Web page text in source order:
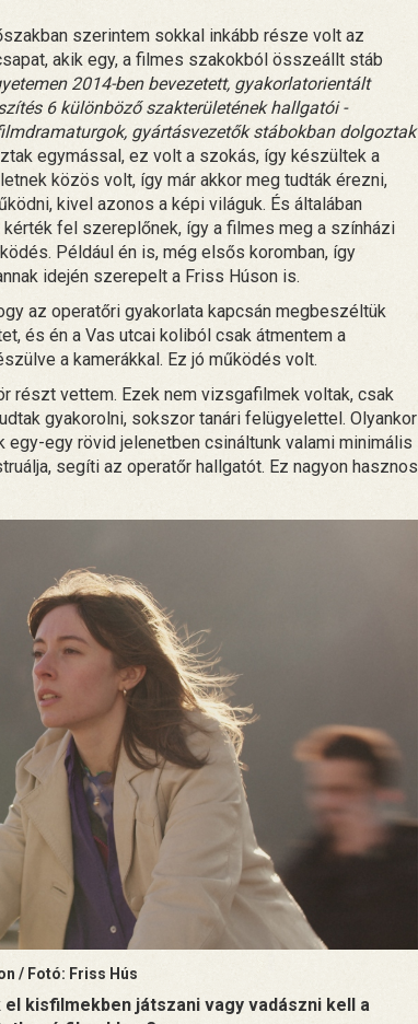
szerintem sokkal inkább része volt az
akik egy, a filmes szakokból összeállt stáb
2014-ben bevezetett, gyakorlatorientált
6 különböző szakterületének hallgatói -
gyártásvezetők stábokban dolgoztak
egymással, ez volt a szokás, így készültek a
közös volt, így már akkor meg tudták érezni,
kivel azonos a képi világuk. És általában
fel szereplőnek, így a filmes meg a színházi
Például én is, még elsős koromban, így
idején szerepelt a Friss Húson is.
az operatőri gyakorlata kapcsán megbeszéltük
és én a Vas utcai koliból csak átmentem a
a kamerákkal. Ez jó működés volt.
részt vettem. Ezek nem vizsgafilmek voltak, csak
gyakorolni, sokszor tanári felügyelettel. Olyankor
egy rövid jelenetben csináltunk valami minimális
segíti az operatőr hallgatót. Ez nagyon hasznos
/ Fotó: Friss Hús
kisfilmekben játszani vagy vadászni kell a